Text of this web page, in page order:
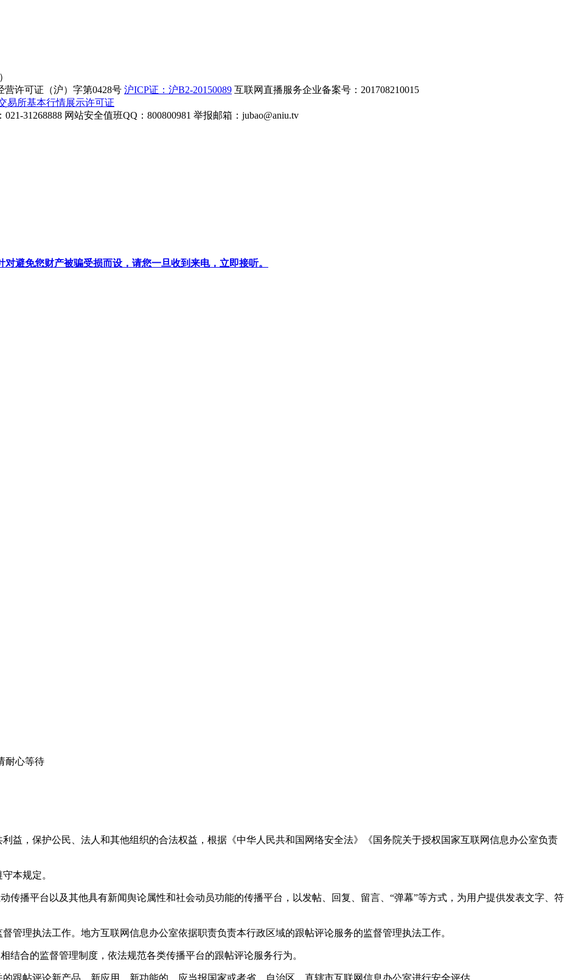
营许可证（沪）字第0428号 沪ICP证：沪B2-20150089 互联网直播服务企业备案号：201708210015
易所基本行情展示许可证
31268888 网站安全值班QQ：800800981 举报邮箱： jubao@aniu.tv
避免您财产被骗受损而设，请您一旦收到来电，立即接听。
耐心等待
益，保护公民、法人和其他组织的合法权益，根据《中华人民共和国网络安全法》《国务院关于授权国家互联网信息办公室负责
本规定。
传播平台以及其他具有新闻舆论属性和社会动员功能的传播平台，以发帖、回复、留言、“弹幕”等方式，为用户提供发表文字、符
管理执法工作。地方互联网信息办公室依据职责负责本行政区域的跟帖评论服务的监督管理执法工作。
结合的监督管理制度，依法规范各类传播平台的跟帖评论服务行为。
跟帖评论新产品、新应用、新功能的，应当报国家或者省、自治区、直辖市互联网信息办公室进行安全评估。